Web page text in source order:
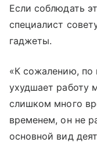
Если соблюдать
специалист
гаджеты.
«К сожалению, по
ухудшает работу
слишком много
временем, он не
основной вид